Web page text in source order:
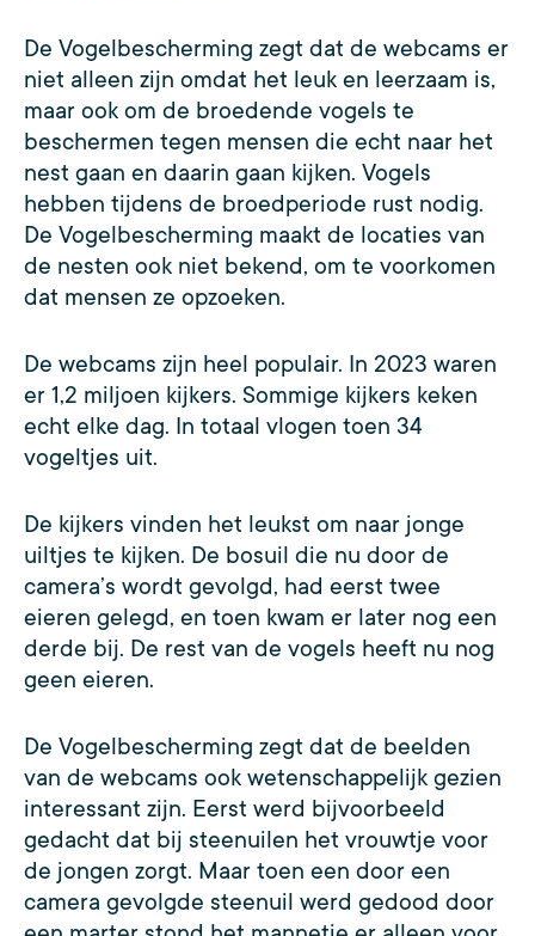
De Vogelbescherming zegt dat de webcams er
niet alleen zijn omdat het leuk en leerzaam is,
maar ook om de broedende vogels te
beschermen tegen mensen die echt naar het
nest gaan en daarin gaan kijken. Vogels
hebben tijdens de broedperiode rust nodig.
De Vogelbescherming maakt de locaties van
de nesten ook niet bekend, om te voorkomen
dat mensen ze opzoeken.
De webcams zijn heel populair. In 2023 waren
er 1,2 miljoen kijkers. Sommige kijkers keken
echt elke dag. In totaal vlogen toen 34
vogeltjes uit.
De kijkers vinden het leukst om naar jonge
uiltjes te kijken. De bosuil die nu door de
camera’s wordt gevolgd, had eerst twee
eieren gelegd, en toen kwam er later nog een
derde bij. De rest van de vogels heeft nu nog
geen eieren.
De Vogelbescherming zegt dat de beelden
van de webcams ook wetenschappelijk gezien
interessant zijn. Eerst werd bijvoorbeeld
gedacht dat bij steenuilen het vrouwtje voor
de jongen zorgt. Maar toen een door een
camera gevolgde steenuil werd gedood door